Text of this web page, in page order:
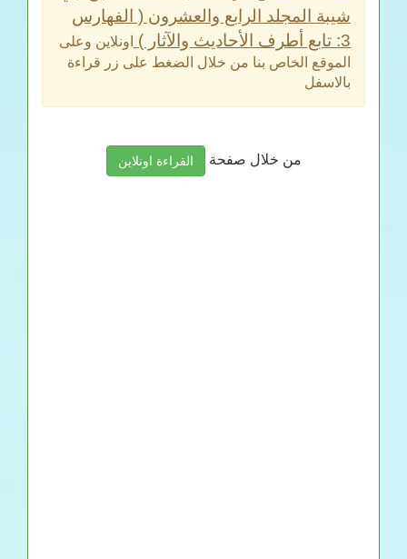
شيبة المجلد الرابع والعشرون ( الفهارس
3: تابع أطرف الأحاديث والآثار )
اونلاين وعلى
الموقع الخاص بنا من خلال الضغط على زر قراءة
بالاسفل
من خلال صفحة القراءة اونلاين